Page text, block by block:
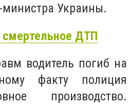
Украины.
ДТП
водитель погиб на
факту полиция
производство.